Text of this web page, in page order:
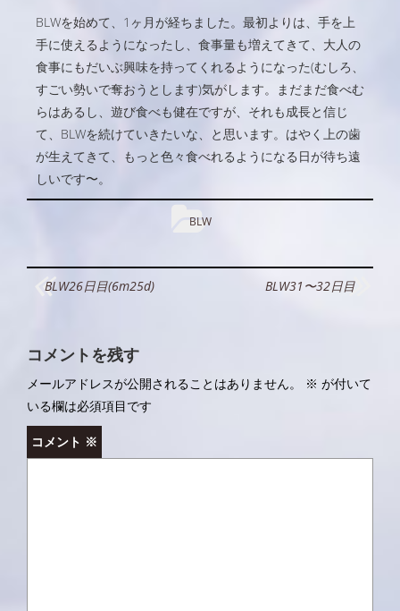
BLWを始めて、1ヶ月が経ちました。最初よりは、手を上
手に使えるようになったし、食事量も増えてきて、大人の
食事にもだいぶ興味を持ってくれるようになった(むしろ、
すごい勢いで奪おうとします)気がします。まだまだ食べむ
らはあるし、遊び食べも健在ですが、それも成長と信じ
て、BLWを続けていきたいな、と思います。はやく上の歯
が生えてきて、もっと色々食べれるようになる日が待ち遠
しいです〜。
BLW
投
ナ
ビ
ゲ
ー
シ
BLW26日目(6m25d) BLW31〜32日目
コメントを残す
メールアドレスが公開されることはありません。 ※ が付いて
いる欄は必須項目です
コメント ※